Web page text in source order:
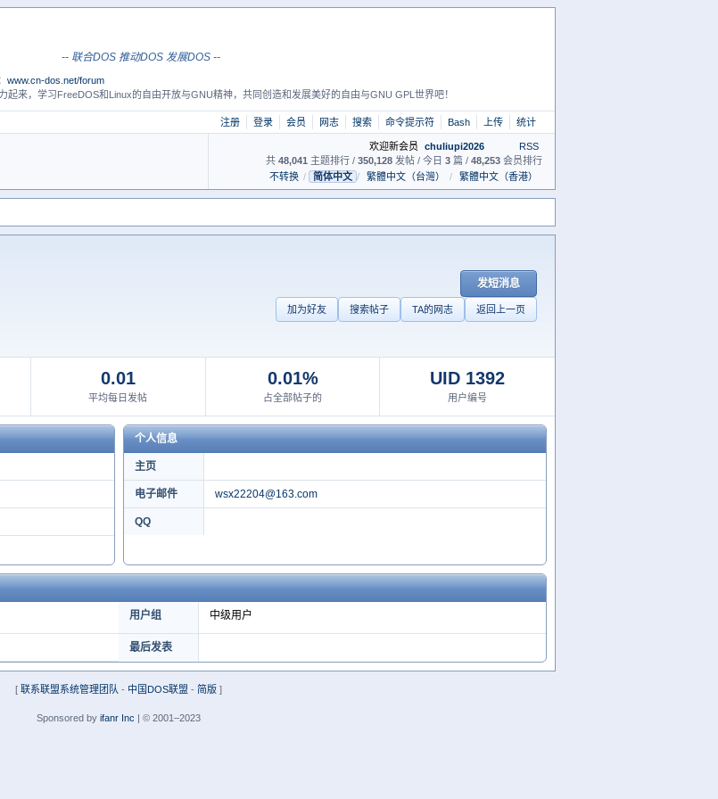
-- 联合DOS 推动DOS 发展DOS --
www.cn-dos.net/forum
起来，学习FreeDOS和Linux的自由开放与GNU精神，共同创造和发展美好的自由与GNU GPL世界吧！
注册 登录 会员 网志 搜索 命令提示符 Bash 上传 统计
欢迎新会员 chuliupi2026
RSS
共 48,041 主题排行 / 350,128 发帖 / 今日 3 篇 / 48,253 会员排行
不转换 / 简体中文 / 繁體中文（台灣） / 繁體中文（香港）
发短消息
加为好友 搜索帖子 TA的网志 返回上一页
0.01
平均每日发帖
0.01%
占全部帖子的
UID 1392
用户编号
个人信息
主页
电子邮件 wsx22204@163.com
QQ
用户组 中级用户
最后发表
[ 联系联盟系统管理团队 - 中国DOS联盟 - 简版 ]
Sponsored by ifanr Inc | © 2001–2023